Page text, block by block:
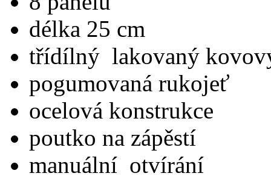
délka 25 cm
třídílný lakovaný
pogumovaná rukojeť
ocelová konstrukce
poutko na zápěstí
manuální otvírání